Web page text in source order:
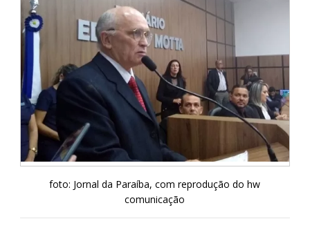
foto: Jornal da Paraíba, com reprodução do hw
comunicação